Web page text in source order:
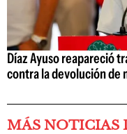
Díaz Ayuso reapareció
contra la devolución de
MÁS NOTICIAS